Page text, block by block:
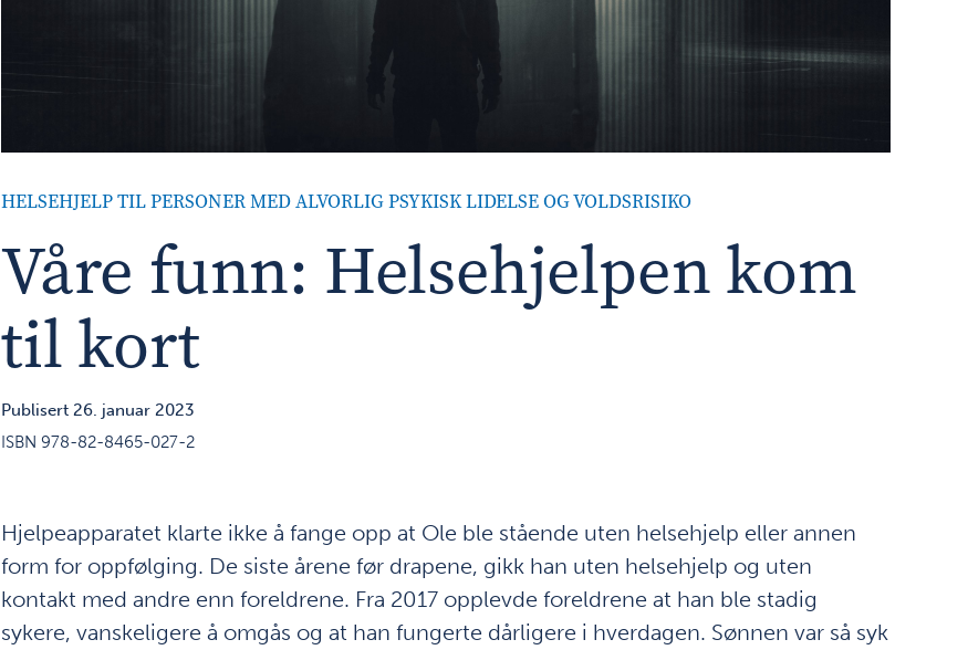
HELSEHJELP TIL PERSONER MED ALVORLIG PSYKISK LIDELSE OG VOLDSRISIKO
Våre funn: Helsehjelpen kom
til kort
Publisert 26. januar 2023
ISBN 978-82-8465-027-2
Hjelpeapparatet klarte ikke å fange opp at Ole ble stående uten helsehjelp eller annen
form for oppfølging. De siste årene før drapene, gikk han uten helsehjelp og uten
kontakt med andre enn foreldrene. Fra 2017 opplevde foreldrene at han ble stadig
sykere, vanskeligere å omgås og at han fungerte dårligere i hverdagen. Sønnen var så syk